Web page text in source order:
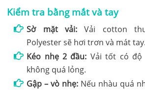
Kiểm tra bằng mắt và tay
Sờ mặt vải:Vải cotton
Polyester sẽ hơi trơn và mát tay.
Kéo nhẹ 2 đầu: Vải tốt có độ
không quá lỏng.
Gập – vò nhẹ: Nếu nhàu quá